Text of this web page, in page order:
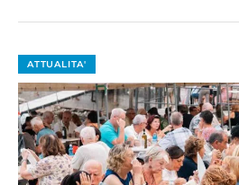
ATTUALITA'